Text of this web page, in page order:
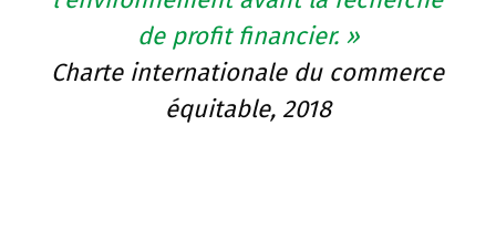
de profit financier. »
Charte internationale du commerce
équitable, 2018